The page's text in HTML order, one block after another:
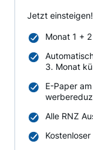
Jetzt einsteigen!
Monat 1 +
3. Monat
E-Paper
Alle RNZ